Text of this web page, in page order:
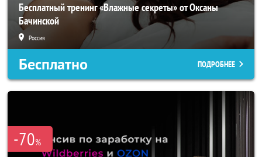
Бесплатный тренинг «Влажные секреты» от Оксаны
Бачинской
Россия
Бесплатно ПОДРОБНЕЕ
-70%